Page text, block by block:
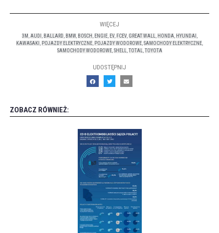
WIĘCEJ
3M AUDI BALLARD BMW, BOSCH ENGIE, EV, FCEV, GREAT WALL HONDA HYUNDAI
KAWASAKI
POJAZDY ELEKTRYCZNE POJAZDY WODOROWE SAMOCHODY ELEKTRYCZNE
SAMOCHODY WODOROWE, SHELL TOTAL TOYOTA
UDOSTĘPNIJ
ZOBACZ RÓWNIEŻ: